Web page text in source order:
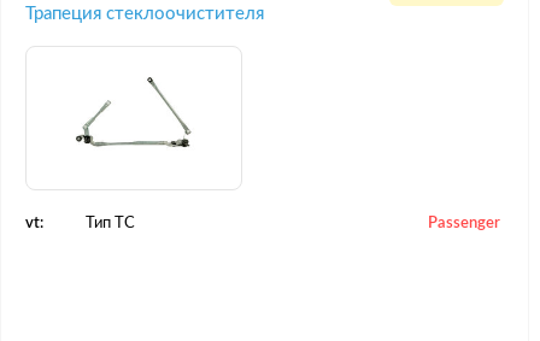
Трапеция стеклоочистителя
vt: Тип ТС Passenger